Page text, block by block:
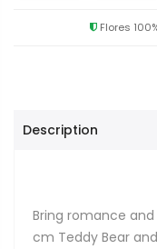
Flores
Description
Bring romance
cm Teddy Bear